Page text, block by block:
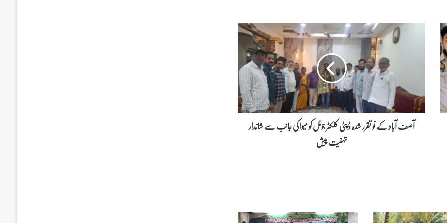
آ
د
ک
ے
ہ
ڈ
آصف آباد کے نو تقرر شدہ ڈپٹی کلکٹر جوئل کو میوا کی جانب سے شاندار
تہنیت پیش